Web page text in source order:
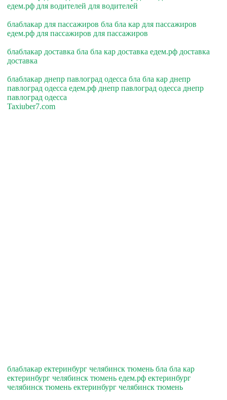
едем.рф для водителей для водителей
блаблакар для пассажиров бла бла кар для пассажиров
едем.рф для пассажиров для пассажиров
блаблакар доставка бла бла кар доставка едем.рф доставка
доставка
блаблакар днепр павлоград одесса бла бла кар днепр
павлоград одесса едем.рф днепр павлоград одесса днепр
павлоград одесса
Taxiuber7.com
блаблакар ектеринбург челябинск тюмень бла бла кар
ектеринбург челябинск тюмень едем.рф ектеринбург
челябинск тюмень ектеринбург челябинск тюмень